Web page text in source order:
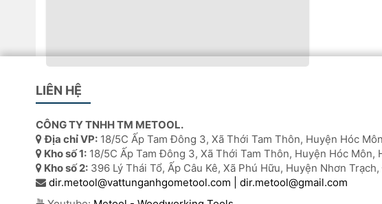
Van điều khiển hướng khí nén-phụ tùng máy
Homag
Máy sử dụng: Máy Homag
Liên hệ: Tư vấn thêm.
LIÊN HỆ
CÔNG TY TNHH TM METOOL.
Địa chỉ VP: 18/5C Ấp Tam Đông 3, Xã Thới Tam Thôn, Huyện Hóc
Kho số 1: 18/5C Ấp Tam Đông 3, Xã Thới Tam Thôn, Huyện Hóc Môn,
Kho số 2: 396 Lý Thái Tổ, Ấp Câu Kê, Xã Phú Hữu, Huyện Nhơn
dir.metool@vattunganhgometool.com | dir.metool@gmail.com